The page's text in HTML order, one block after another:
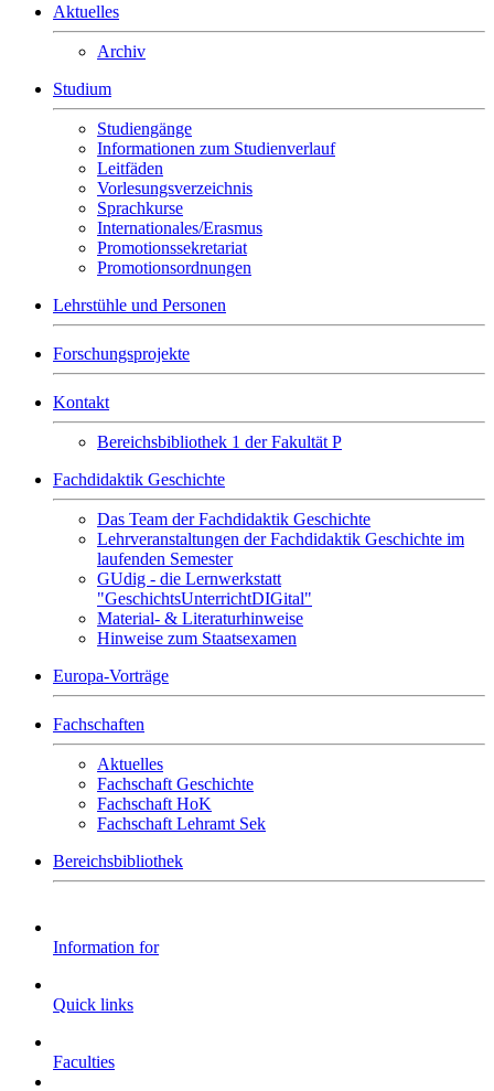
Aktuelles
Archiv
Studium
Studiengänge
Informationen zum Studienverlauf
Leitfäden
Vorlesungsverzeichnis
Sprachkurse
Internationales/Erasmus
Promotionssekretariat
Promotionsordnungen
Lehrstühle und Personen
Forschungsprojekte
Kontakt
Bereichsbibliothek 1 der Fakultät P
Fachdidaktik Geschichte
Das Team der Fachdidaktik Geschichte
Lehrveranstaltungen der Fachdidaktik Geschichte im
laufenden Semester
GUdig - die Lernwerkstatt
"GeschichtsUnterrichtDIGital"
Material- & Literaturhinweise
Hinweise zum Staatsexamen
Europa-Vorträge
Fachschaften
Aktuelles
Fachschaft Geschichte
Fachschaft HoK
Fachschaft Lehramt Sek
Bereichsbibliothek
Information for
Quick links
Faculties